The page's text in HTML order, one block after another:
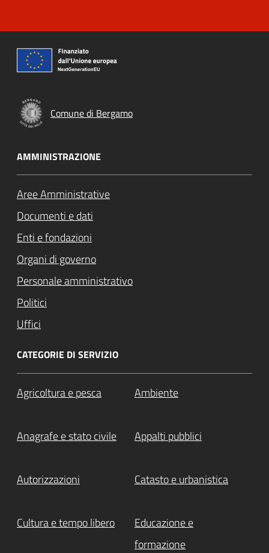
Comune di Bergamo
AMMINISTRAZIONE
Aree Amministrative
Documenti e dati
Enti e fondazioni
Organi di governo
Personale amministrativo
Politici
Uffici
CATEGORIE DI SERVIZIO
Agricoltura e pesca Ambiente
Anagrafe e stato civile Appalti pubblici
Autorizzazioni Catasto e urbanistica
Cultura e tempo libero
Educazione e
formazione